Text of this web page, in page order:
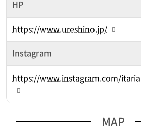
HP
https://www.ureshino.jp/
Instagram
https://www.instagram.com/
MAP